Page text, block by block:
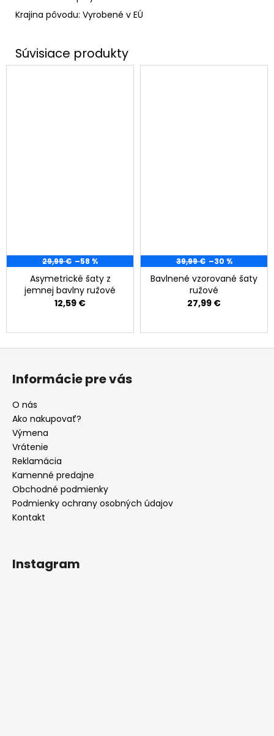
Krajina pôvodu: Vyrobené v EÚ
29,99 € –58 %
Asymetrické šaty z
jemnej bavlny ružové
12,59 €
39,99 € –30 %
Bavlnené vzorované šaty
ružové
27,99 €
Z
Informácie pre vás
O nás
Ako nakupovať?
Výmena
Vrátenie
Reklamácia
Kamenné predajne
Obchodné podmienky
Podmienky ochrany osobných údajov
Kontakt
Instagram